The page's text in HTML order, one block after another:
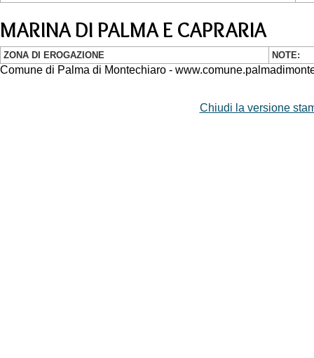
MARINA DI PALMA E CAPRARIA
ZONA DI EROGAZIONE NOTE:
Comune di Palma di Montechiaro -
Chiudi la versione